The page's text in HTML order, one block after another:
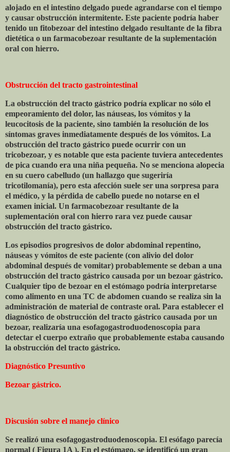
alojado en el intestino delgado puede agrandarse con el tiempo
y causar obstrucción intermitente. Este paciente podría haber
tenido un fitobezoar del intestino delgado resultante de la fibra
dietética o un farmacobezoar resultante de la suplementación
oral con hierro.
Obstrucción del tracto gastrointestinal
La obstrucción del tracto gástrico podría explicar no sólo el
empeoramiento del dolor, las náuseas, los vómitos y la
leucocitosis de la paciente, sino también la resolución de los
síntomas graves inmediatamente después de los vómitos. La
obstrucción del tracto gástrico puede ocurrir con un
tricobezoar, y es notable que esta paciente tuviera antecedentes
de pica cuando era una niña pequeña. No se menciona alopecia
en su cuero cabelludo (un hallazgo que sugeriría
tricotilomanía), pero esta afección suele ser una sorpresa para
el médico, y la pérdida de cabello puede no notarse en el
examen inicial. Un farmacobezoar resultante de la
suplementación oral con hierro rara vez puede causar
obstrucción del tracto gástrico.
Los episodios progresivos de dolor abdominal repentino,
náuseas y vómitos de este paciente (con alivio del dolor
abdominal después de vomitar) probablemente se deban a una
obstrucción del tracto gástrico causada por un bezoar gástrico.
Cualquier tipo de bezoar en el estómago podría interpretarse
como alimento en una TC de abdomen cuando se realiza sin la
administración de material de contraste oral. Para establecer el
diagnóstico de obstrucción del tracto gástrico causada por un
bezoar, realizaría una esofagogastroduodenoscopia para
detectar el cuerpo extraño que probablemente estaba causando
la obstrucción del tracto gástrico.
Diagnóstico Presuntivo
Bezoar gástrico.
Discusión sobre el manejo clínico
Se realizó una esofagogastroduodenoscopia. El esófago parecía
normal ( Figura 1A ). En el estómago, se identificó un gran